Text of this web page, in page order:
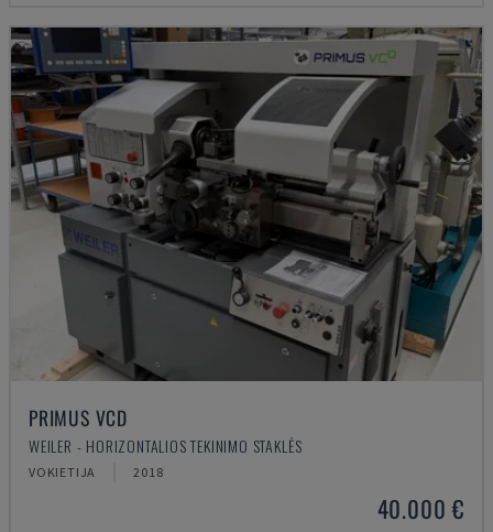
PRIMUS VCD
WEILER - HORIZONTALIOS TEKINIMO STAKLĖS
VOKIETIJA 2018
40.000 €